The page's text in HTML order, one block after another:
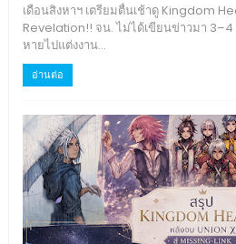
เดือนสิงหาฯ เตรียมตื่นเช้าดู Kingdom
Revelation!! จน. ไม่ได้เขียนข่าวมา
หายไปแต่งงาน...
อ่านต่อ